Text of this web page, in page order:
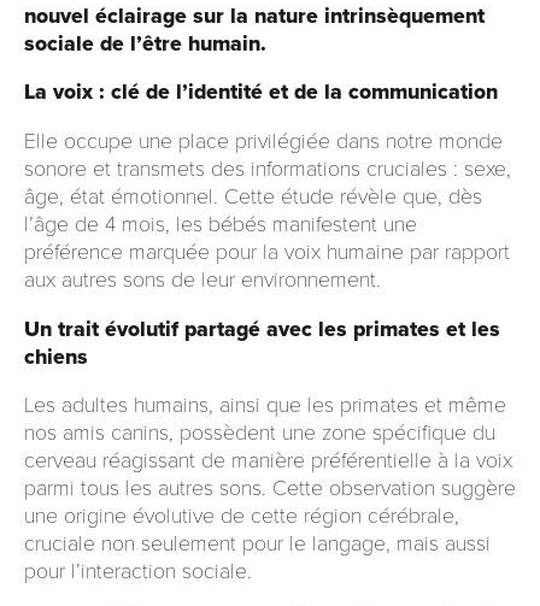
nouvel éclairage sur la nature intrinsèquement
sociale de l’être humain.
La voix : clé de l’identité et de la communication
Elle occupe une place privilégiée dans notre monde
sonore et transmets des informations cruciales : sexe,
âge, état émotionnel. Cette étude révèle que, dès
l’âge de 4 mois, les bébés manifestent une
préférence marquée pour la voix humaine par rapport
aux autres sons de leur environnement.
Un trait évolutif partagé avec les primates et les
chiens
Les adultes humains, ainsi que les primates et même
nos amis canins, possèdent une zone spécifique du
cerveau réagissant de manière préférentielle à la voix
parmi tous les autres sons. Cette observation suggère
une origine évolutive de cette région cérébrale,
cruciale non seulement pour le langage, mais aussi
pour l’interaction sociale.